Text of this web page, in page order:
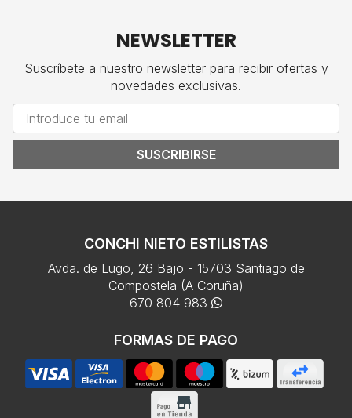
NEWSLETTER
Suscríbete a nuestro newsletter para recibir ofertas y
novedades exclusivas.
SUSCRIBIRSE
CONCHI NIETO ESTILISTAS
Avda. de Lugo, 26 Bajo - 15703 Santiago de
Compostela (A Coruña)
670 804 983
FORMAS DE PAGO